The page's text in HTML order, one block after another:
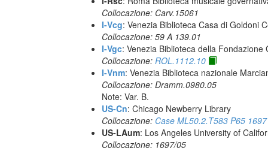
Collocazione: Carv.15061
I-Vcg: Venezia Biblioteca Casa di Goldoni
Collocazione: 59 A 139.01
I-Vgc: Venezia Biblioteca della Fondazione
Collocazione: ROL.1112.10
I-Vnm: Venezia Biblioteca nazionale
Collocazione: Dramm.0980.05
Note: Var. B.
US-Cn: Chicago Newberry Library
Collocazione: Case ML50.2.T583 P65 1697
US-LAum: Los Angeles University of
Collocazione: 1697/05